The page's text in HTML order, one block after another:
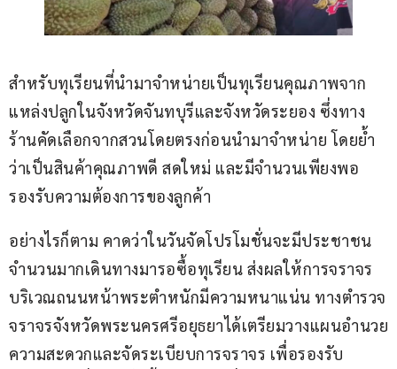
สำหรับทุเรียนที่นำมาจำหน่ายเป็นทุเรียนคุณภาพจาก
แหล่งปลูกในจังหวัดจันทบุรีและจังหวัดระยอง ซึ่งทาง
ร้านคัดเลือกจากสวนโดยตรงก่อนนำมาจำหน่าย โดยย้ำ
ว่าเป็นสินค้าคุณภาพดี สดใหม่ และมีจำนวนเพียงพอ
รองรับความต้องการของลูกค้า
อย่างไรก็ตาม คาดว่าในวันจัดโปรโมชั่นจะมีประชาชน
จำนวนมากเดินทางมารอซื้อทุเรียน ส่งผลให้การจราจร
บริเวณถนนหน้าพระตำหนักมีความหนาแน่น ทางตำรวจ
จราจรจังหวัดพระนครศรีอยุธยาได้เตรียมวางแผนอำนวย
ความสะดวกและจัดระเบียบการจราจร เพื่อรองรับ